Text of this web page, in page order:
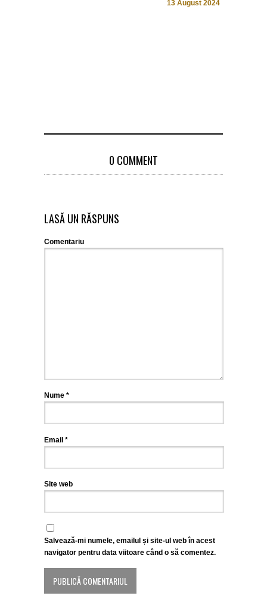
13 August 2024
0 COMMENT
LASĂ UN RĂSPUNS
Comentariu
Nume *
Email *
Site web
Salvează-mi numele, emailul și site-ul web în acest
navigator pentru data viitoare când o să comentez.